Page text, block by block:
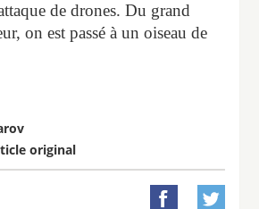
de drones. Du grand
on est passé à un oiseau de
original
 